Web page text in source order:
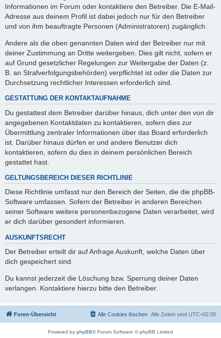
Informationen im Forum oder kontaktiere den Betreiber. Die E-Mail-
Adresse aus deinem Profil ist dabei jedoch nur für den Betreiber
und von ihm beauftragte Personen (Administratoren) zugänglich.
Andere als die oben genannten Daten wird der Betreiber nur mit
deiner Zustimmung an Dritte weitergeben. Dies gilt nicht, sofern er
auf Grund gesetzlicher Regelungen zur Weitergabe der Daten (z.
B. an Strafverfolgungsbehörden) verpflichtet ist oder die Daten zur
Durchsetzung rechtlicher Interessen erforderlich sind.
GESTATTUNG DER KONTAKTAUFNAHME
Du gestattest dem Betreiber darüber hinaus, dich unter den von dir
angegebenen Kontaktdaten zu kontaktieren, sofern dies zur
Übermittlung zentraler Informationen über das Board erforderlich
ist. Darüber hinaus dürfen er und andere Benutzer dich
kontaktieren, sofern du dies in deinem persönlichen Bereich
gestattet hast.
GELTUNGSBEREICH DIESER RICHTLINIE
Diese Richtlinie umfasst nur den Bereich der Seiten, die die phpBB-
Software umfassen. Sofern der Betreiber in anderen Bereichen
seiner Software weitere personenbezogene Daten verarbeitet, wird
er dich darüber gesondert informieren.
AUSKUNFTSRECHT
Der Betreiber erteilt dir auf Anfrage Auskunft, welche Daten über
dich gespeichert sind.
Du kannst jederzeit die Löschung bzw. Sperrung deiner Daten
verlangen. Kontaktiere hierzu bitte den Betreiber.
Foren-Übersicht Alle Zeiten sind UTC+02:00
Alle Cookies löschen
Powered by phpBB® Forum Software © phpBB Limited